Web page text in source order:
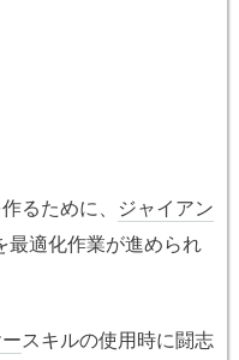
るために、 ジャイアン
最適化作業が進められ
スキルの使用時に闘志